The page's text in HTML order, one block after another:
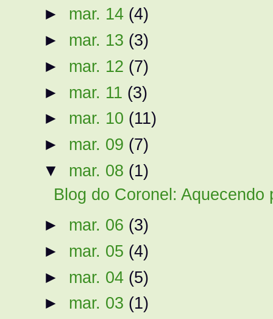
► mar. 14 (4)
► mar. 13 (3)
► mar. 12 (7)
► mar. 11 (3)
► mar. 10 (11)
► mar. 09 (7)
▼ mar. 08 (1)
Blog do Coronel:
► mar. 06 (3)
► mar. 05 (4)
► mar. 04 (5)
► mar. 03 (1)